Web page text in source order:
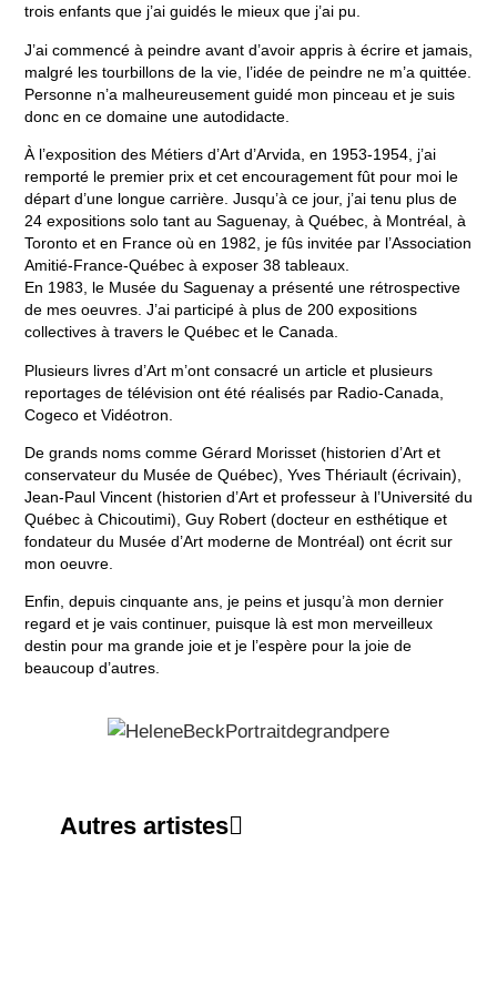
trois enfants que j’ai guidés le mieux que j’ai pu.
J’ai commencé à peindre avant d’avoir appris à écrire et jamais,
malgré les tourbillons de la vie, l’idée de peindre ne m’a quittée.
Personne n’a malheureusement guidé mon pinceau et je suis
donc en ce domaine une autodidacte.
À l’exposition des Métiers d’Art d’Arvida, en 1953-1954, j’ai
remporté le premier prix et cet encouragement fût pour moi le
départ d’une longue carrière. Jusqu’à ce jour, j’ai tenu plus de
24 expositions solo tant au Saguenay, à Québec, à Montréal, à
Toronto et en France où en 1982, je fûs invitée par l’Association
Amitié-France-Québec à exposer 38 tableaux.
En 1983, le Musée du Saguenay a présenté une rétrospective
de mes oeuvres. J’ai participé à plus de 200 expositions
collectives à travers le Québec et le Canada.
Plusieurs livres d’Art m’ont consacré un article et plusieurs
reportages de télévision ont été réalisés par Radio-Canada,
Cogeco et Vidéotron.
De grands noms comme Gérard Morisset (historien d’Art et
conservateur du Musée de Québec), Yves Thériault (écrivain),
Jean-Paul Vincent (historien d’Art et professeur à l’Université du
Québec à Chicoutimi), Guy Robert (docteur en esthétique et
fondateur du Musée d’Art moderne de Montréal) ont écrit sur
mon oeuvre.
Enfin, depuis cinquante ans, je peins et jusqu’à mon dernier
regard et je vais continuer, puisque là est mon merveilleux
destin pour ma grande joie et je l’espère pour la joie de
beaucoup d’autres.
Autres artistes